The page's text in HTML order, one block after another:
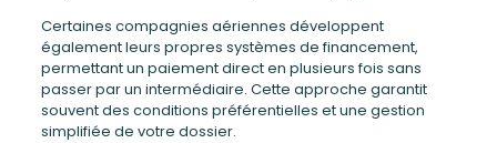
Certaines compagnies aériennes développent
également leurs propres systèmes de financement,
permettant un paiement direct en plusieurs fois sans
passer par un intermédiaire. Cette approche garantit
souvent des conditions préférentielles et une gestion
simplifiée de votre dossier.